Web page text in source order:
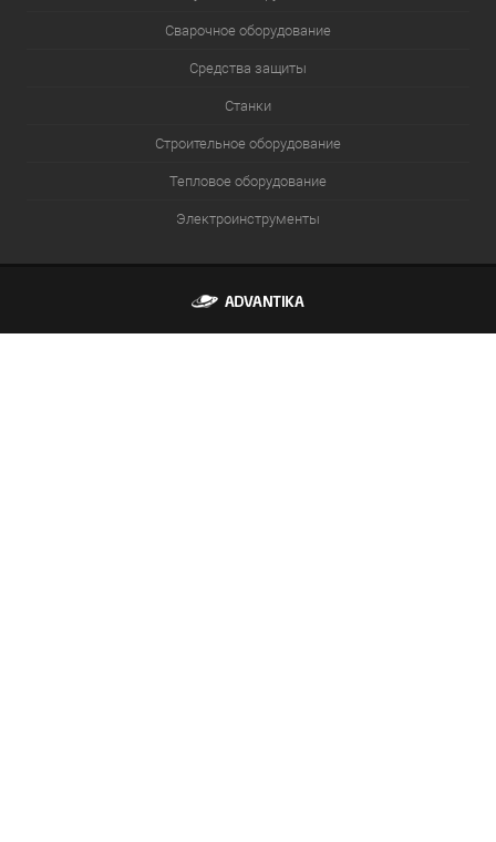
Сварочное оборудование
Средства защиты
Станки
Строительное оборудование
Тепловое оборудование
Электроинструменты